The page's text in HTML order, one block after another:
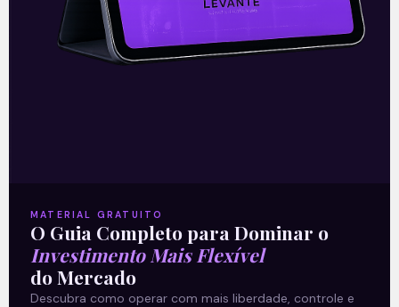
Termos e Condições
Política de Privacidade
Explore
MATERIAL GRATUITO
O Guia Completo para Dominar o
Investimento Mais Flexível
do Mercado
Descubra como operar com mais liberdade, controle e